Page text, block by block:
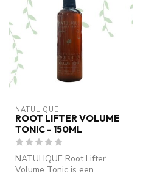
NATULIQUE
ROOT LIFTER VOLUME
TONIC - 150ML
NATULIQUE Root Lifter
Volume Tonic is een